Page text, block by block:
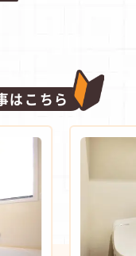
はこちら